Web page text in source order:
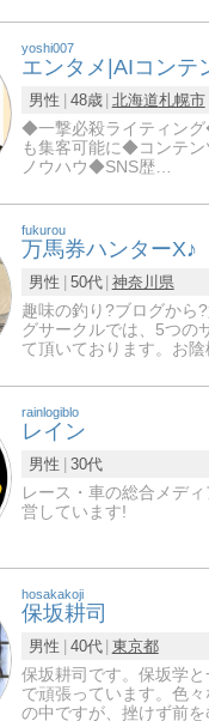
yoshi007
エンタメ|AIコンテ
男性 48歳 北海道札幌市
◆一撃必殺ライティン
も集客可能に◆コンテ
ノウハウ◆SNS歴…
fukurou
万馬券ハンターX♪
男性 50代 神奈川県
趣味の釣り?ブログから
グサークルでは、5つの
て頂いております。お陰
rainlogiblo
レイン
男性
30代
レース・車の総合メデ
営しています!
hosakakoji
保坂耕司
男性 40代 東京都
保坂耕司です。保坂学
で頑張っています。色
の中ですが、挫けず前